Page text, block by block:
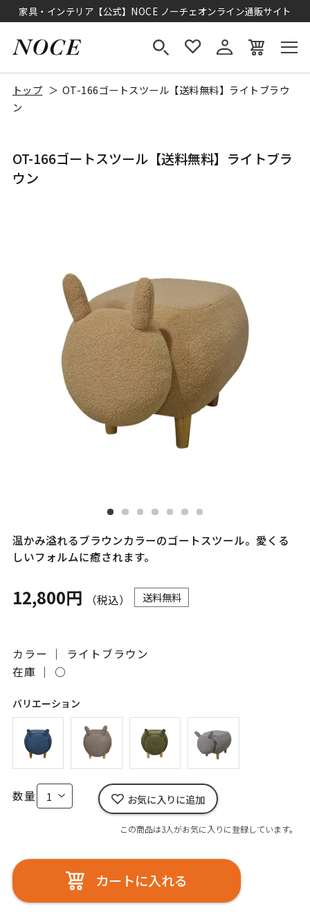
家具・インテリア【公式】NOCE ノーチェオンライン通販サイト
トップ
OT-166ゴートスツール【送料無料】ライトブラウ
ン
OT-166ゴートスツール【送料無料】ライトブラ
ウン
温かみ溢れるブラウンカラーのゴートスツール。愛くる
しいフォルムに癒されます。
12,800円 （税込） 送料無料
カラー ｜ ライトブラウン
在庫 ｜ ○
バリエーション
数量 お気に入りに追加
この商品は3人がお気に入りに登録しています。
カートに入れる